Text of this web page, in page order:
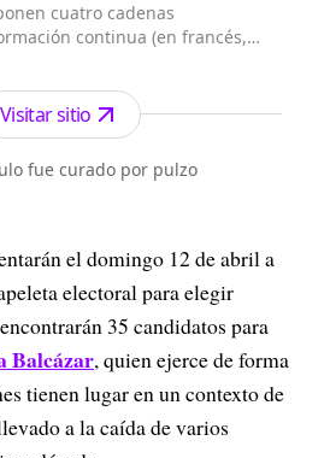
cuatro cadenas
continua (en francés,
que emiten las 24/7 en
en los 5 continentes.
61,2 millones de
(medición realizada
183 en los que se emite al
cadenas) y es el primer ca...
Visitar sitio
fue curado por pulzo
el domingo 12 de abril a
electoral para elegir
35 candidatos para
Balcázar, quien ejerce de forma
tienen lugar en un contexto de
a la caída de varios